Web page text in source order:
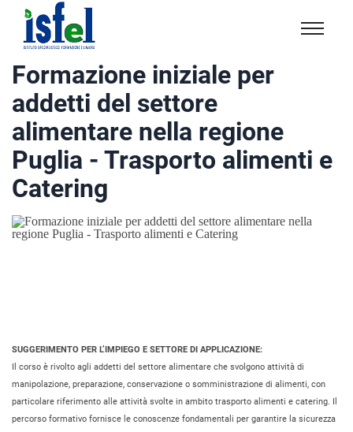
Isfel
Istituto
specialistico
formazione
e
lavoro
Formazione iniziale per
addetti del settore
alimentare nella regione
Puglia - Trasporto alimenti e
Catering
SUGGERIMENTO PER L’IMPIEGO E SETTORE DI APPLICAZIONE:
Il corso è rivolto agli addetti del settore alimentare che svolgono attività di
manipolazione, preparazione, conservazione o somministrazione di alimenti, con
particolare riferimento alle attività svolte in ambito trasporto alimenti e catering. Il
percorso formativo fornisce le conoscenze fondamentali per garantire la sicurezza